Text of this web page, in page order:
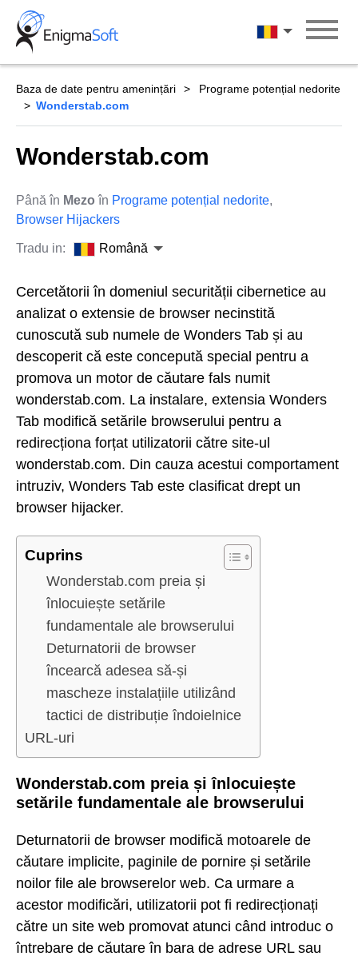
Skip
content
Română
Baza de date pentru amenințări
Programe potențial nedorite
Wonderstab.com
Wonderstab.com
Până în Mezo în Programe potențial nedorite,
Browser Hijackers
Tradu in: Română
Cercetătorii în domeniul securității cibernetice au
analizat o extensie de browser necinstită
cunoscută sub numele de Wonders Tab și au
descoperit că este concepută special pentru a
promova un motor de căutare fals numit
wonderstab.com. La instalare, extensia Wonders
Tab modifică setările browserului pentru a
redirecționa forțat utilizatorii către site-ul
wonderstab.com. Din cauza acestui comportament
intruziv, Wonders Tab este clasificat drept un
browser hijacker.
Cuprins
Wonderstab.com preia și
înlocuiește setările
fundamentale ale browserului
Deturnatorii de browser
încearcă adesea să-și
mascheze instalațiile utilizând
tactici de distribuție îndoielnice
URL-uri
Wonderstab.com preia și înlocuiește
setările fundamentale ale browserului
Deturnatorii de browser modifică motoarele de
căutare implicite, paginile de pornire și setările
noilor file ale browserelor web. Ca urmare a
acestor modificări, utilizatorii pot fi redirecționați
către un site web promovat atunci când introduc o
întrebare de căutare în bara de adrese URL sau